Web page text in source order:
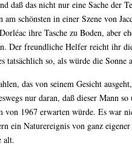
daß das nicht nur eine Sache der
schönsten in einer Szene von
ihre Tasche zu Boden, aber
Der freundliche Helfer reicht ihr
so, als würde die Sonne
das von seinem Gesicht
nur daran, daß dieser Mann so
von 1967 erwarten würde. Es war
ein Naturereignis von ganz
alt.